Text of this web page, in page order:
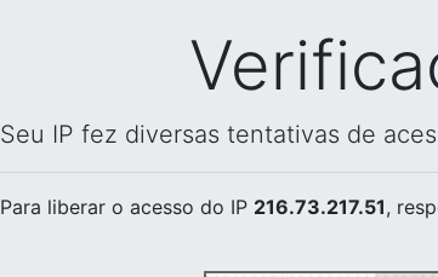
Seu IP fez diversas tentativas de
Para liberar o acesso do IP 216.73.217.51,